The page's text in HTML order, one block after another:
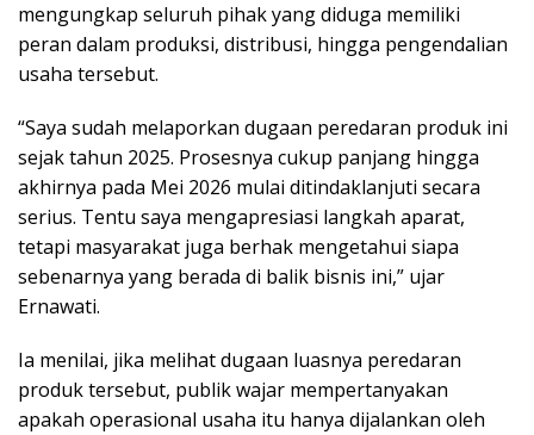
mengungkap seluruh pihak yang diduga memiliki
peran dalam produksi, distribusi, hingga pengendalian
usaha tersebut.
“Saya sudah melaporkan dugaan peredaran produk ini
sejak tahun 2025. Prosesnya cukup panjang hingga
akhirnya pada Mei 2026 mulai ditindaklanjuti secara
serius. Tentu saya mengapresiasi langkah aparat,
tetapi masyarakat juga berhak mengetahui siapa
sebenarnya yang berada di balik bisnis ini,” ujar
Ernawati.
Ia menilai, jika melihat dugaan luasnya peredaran
produk tersebut, publik wajar mempertanyakan
apakah operasional usaha itu hanya dijalankan oleh